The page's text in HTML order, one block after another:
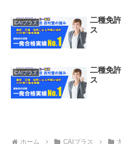
CAIプラス
二種免
ス
CAIプラス
二種免
ス
ホーム CAIプラス